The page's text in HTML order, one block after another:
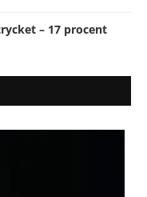
– 17 procent